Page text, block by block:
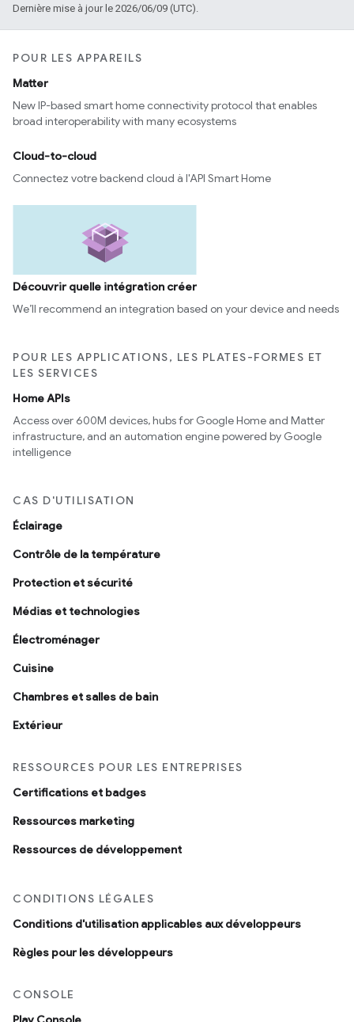
Dernière mise à jour le 2026/06/09 (UTC).
POUR LES APPAREILS
Matter
New IP-based smart home connectivity protocol that enables
broad interoperability with many ecosystems
Cloud-to-cloud
Connectez votre backend cloud à l'API Smart Home
Découvrir quelle intégration créer
We’ll recommend an integration based on your device and needs
POUR LES APPLICATIONS, LES PLATES-FORMES ET
LES SERVICES
Home APIs
Access over 600M devices, hubs for Google Home and Matter
infrastructure, and an automation engine powered by Google
intelligence
CAS D'UTILISATION
Éclairage
Contrôle de la température
Protection et sécurité
Médias et technologies
Électroménager
Cuisine
Chambres et salles de bain
Extérieur
RESSOURCES POUR LES ENTREPRISES
Certifications et badges
Ressources marketing
Ressources de développement
CONDITIONS LÉGALES
Conditions d'utilisation applicables aux développeurs
Règles pour les développeurs
CONSOLE